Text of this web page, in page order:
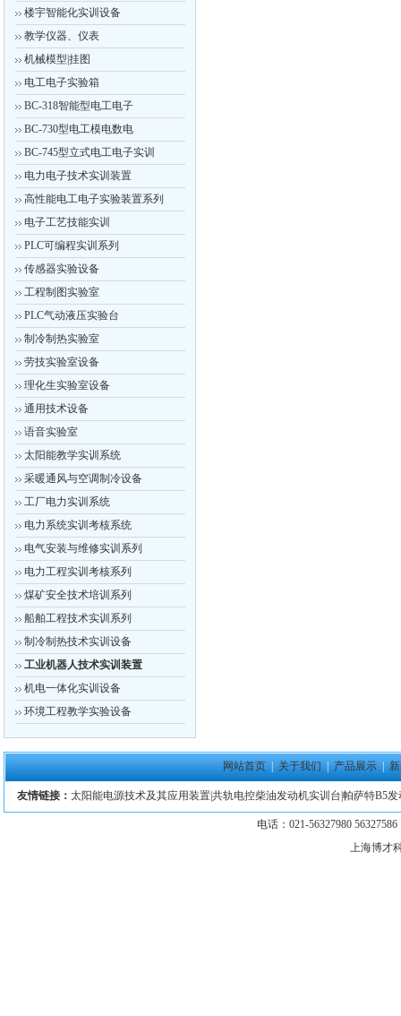
楼宇智能化实训设备
教学仪器、仪表
机械模型|挂图
电工电子实验箱
BC-318智能型电工电子
BC-730型电工模电数电
BC-745型立式电工电子实训
电力电子技术实训装置
高性能电工电子实验装置系列
电子工艺技能实训
PLC可编程实训系列
传感器实验设备
工程制图实验室
PLC气动液压实验台
制冷制热实验室
劳技实验室设备
理化生实验室设备
通用技术设备
语音实验室
太阳能教学实训系统
采暖通风与空调制冷设备
工厂电力实训系统
电力系统实训考核系统
电气安装与维修实训系列
电力工程实训考核系列
煤矿安全技术培训系列
船舶工程技术实训系列
制冷制热技术实训设备
工业机器人技术实训装置
机电一体化实训设备
环境工程教学实验设备
网站首页 关于我们 产品展示
友情链接： 太阳能电源技术及其应用装置共轨电控柴油发动机实训台 帕萨特B5
电话：021-56327980
上海博才